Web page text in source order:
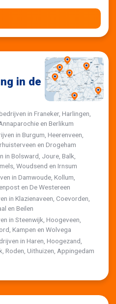
in de
in Franeker, Harlingen,
en Berlikum
in Burgum, Heerenveen,
en Drogeham
in Bolsward, Joure, Balk,
Woudsend en Irnsum
in Damwoude, Kollum,
en De Westereen
in Klazienaveen, Coevorden,
en Beilen
in Steenwijk, Hoogeveen,
Kampen en Wolvega
in Haren, Hoogezand,
Roden, Uithuizen, Appingedam